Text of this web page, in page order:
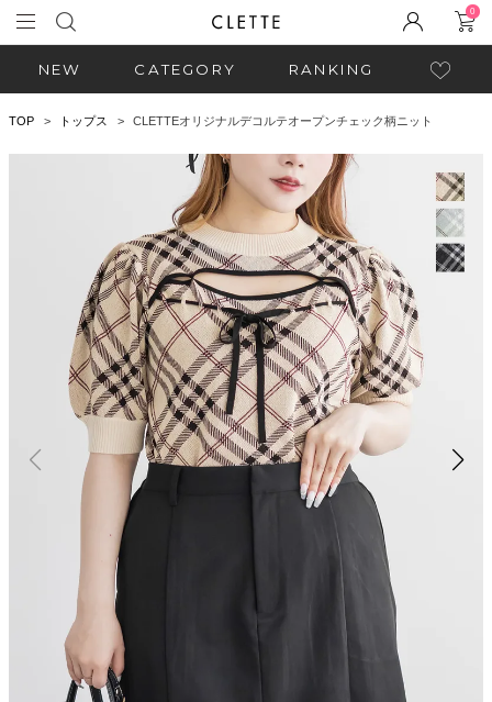
0
NEW CATEGORY RANKING
TOP トップス CLETTEオリジナルデコルテオープンチェック柄ニット